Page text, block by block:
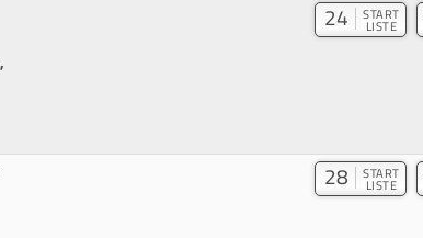
24 START
LISTE
28 START
LISTE